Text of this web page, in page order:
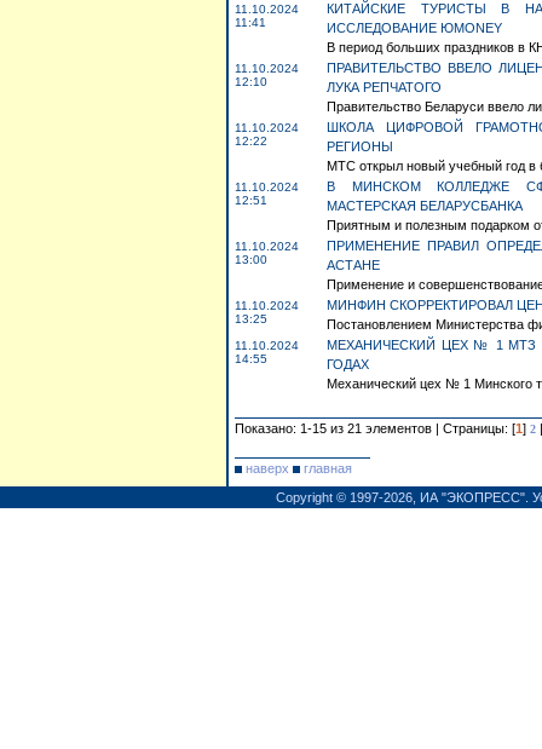
11.10.2024
11:41
КИТАЙСКИЕ ТУРИСТЫ В
ИССЛЕДОВАНИЕ ЮMONEY
В период больших праздников в
11.10.2024
12:10
ПРАВИТЕЛЬСТВО ВВЕЛО
ЛУКА РЕПЧАТОГО
Правительство Беларуси ввело
11.10.2024
12:22
ШКОЛА ЦИФРОВОЙ
РЕГИОНЫ
МТС открыл новый учебный год в
11.10.2024
12:51
В МИНСКОМ КОЛЛЕДЖЕ
МАСТЕРСКАЯ БЕЛАРУСБАНКА
Приятным и полезным подарком
11.10.2024
13:00
ПРИМЕНЕНИЕ ПРАВИЛ
АСТАНЕ
Применение и
11.10.2024
13:25
МИНФИН СКОРРЕКТИРОВАЛ
Постановлением Министерства
11.10.2024
14:55
МЕХАНИЧЕСКИЙ ЦЕХ № 1 МТЗ
ГОДАХ
Механический цех № 1 Минского
Показано: 1-15 из 21 элементов | Страницы: [1] 2 |
наверх
главная
Copyright © 1997-2026, ИА "ЭКОПРЕСС".